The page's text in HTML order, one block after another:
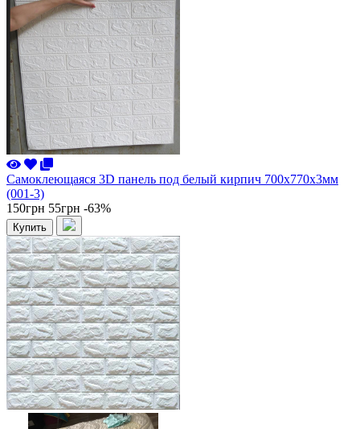
Самоклеющаяся 3D панель под белый кирпич 700x770x3мм
(001-3)
150грн 55грн -63%
Купить